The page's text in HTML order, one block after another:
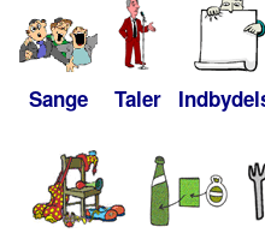
Sange Taler